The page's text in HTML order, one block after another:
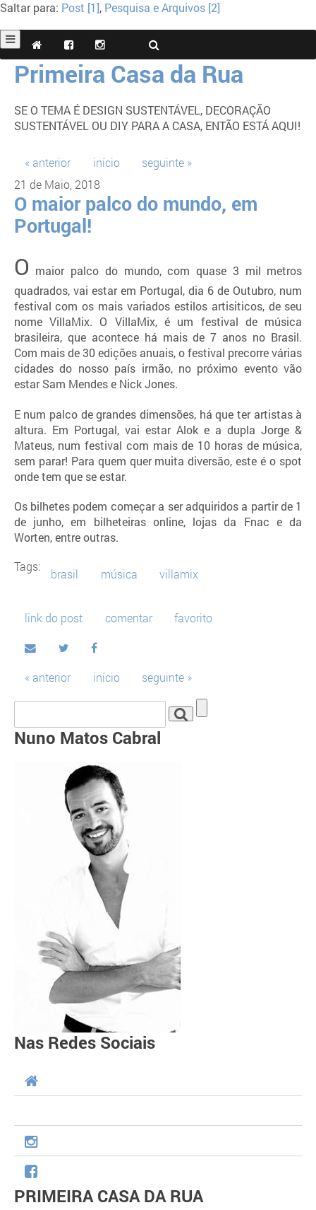
Saltar para: Post [1], Pesquisa e Arquivos [2]
Primeira Casa da Rua
SE O TEMA É DESIGN SUSTENTÁVEL, DECORAÇÃO
SUSTENTÁVEL OU DIY PARA A CASA, ENTÃO ESTÁ AQUI!
« anterior início
seguinte »
21 de Maio, 2018
O maior palco do mundo, em
Portugal!
O maior palco do mundo, com quase 3 mil metros
quadrados, vai estar em Portugal, dia 6 de Outubro, num
festival com os mais variados estilos artisiticos, de seu
nome VillaMix. O VillaMix, é um festival de música
brasileira, que acontece há mais de 7 anos no Brasil.
Com mais de 30 edições anuais, o festival precorre várias
cidades do nosso país irmão, no próximo evento vão
estar Sam Mendes e Nick Jones.
E num palco de grandes dimensões, há que ter artistas à
altura. Em Portugal, vai estar Alok e a dupla Jorge &
Mateus, num festival com mais de 10 horas de música,
sem parar! Para quem quer muita diversão, este é o spot
onde tem que se estar.
Os bilhetes podem começar a ser adquiridos a partir de 1
de junho, em bilheteiras online, lojas da Fnac e da
Worten, entre outras.
Tags:
brasil música villamix
link do post comentar favorito
« anterior início seguinte »
Nuno Matos Cabral
Nas Redes Sociais
PRIMEIRA CASA DA RUA